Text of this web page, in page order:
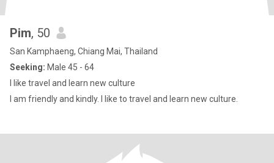
Pim, 50
San Kamphaeng, Chiang Mai, Thailand
Seeking: Male 45 - 64
I like travel and learn new culture
I am friendly and kindly. I like to travel and learn new culture.